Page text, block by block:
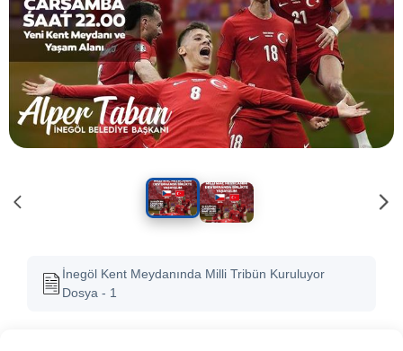
İnegöl Kent Meydanında Milli Tribün Kuruluyor
Dosya - 1